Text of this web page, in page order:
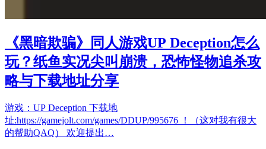
《黑暗欺骗》同人游戏UP Deception怎么
玩？纸鱼实况尖叫崩溃，恐怖怪物追杀攻
略与下载地址分享
游戏：UP Deception 下载地
址:https://gamejolt.com/games/DDUP/995676 ！（这对我有很大
的帮助QAQ） 欢迎提出…